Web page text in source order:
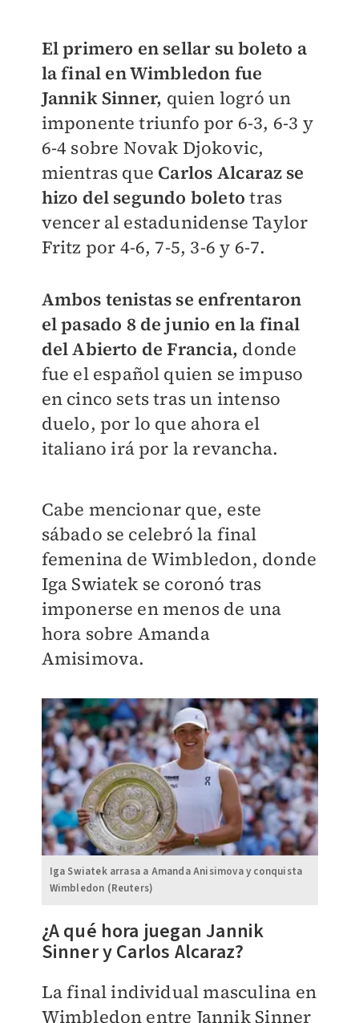
El primero en sellar su boleto a
la final en Wimbledon fue
Jannik Sinner, quien logró un
imponente triunfo por 6-3, 6-3 y
6-4 sobre Novak Djokovic,
mientras que Carlos Alcaraz se
hizo del segundo boleto tras
vencer al estadunidense Taylor
Fritz por 4-6, 7-5, 3-6 y 6-7.
Ambos tenistas se enfrentaron
el pasado 8 de junio en la final
del Abierto de Francia, donde
fue el español quien se impuso
en cinco sets tras un intenso
duelo, por lo que ahora el
italiano irá por la revancha.
Cabe mencionar que, este
sábado se celebró la final
femenina de Wimbledon, donde
Iga Swiatek se coronó tras
imponerse en menos de una
hora sobre Amanda
Amisimova.
Iga Swiatek arrasa a Amanda Anisimova y conquista
Wimbledon (Reuters)
¿A qué hora juegan Jannik
Sinner y Carlos Alcaraz?
La final individual masculina en
Wimbledon entre Jannik Sinner